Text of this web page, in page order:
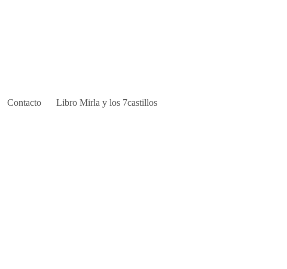
Contacto Libro Mirla y los 7castillos